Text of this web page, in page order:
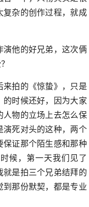
杂的创作过程，就成
他的好兄弟，这次俩
拍的《惊蛰》，只是
的时候还好，因为大家
物的立场上去怎么保
死对头的这种，两个
证那个陌生感和那种
候，第一天我们见了
是拍三个兄弟结拜的
那份默契，都是专业